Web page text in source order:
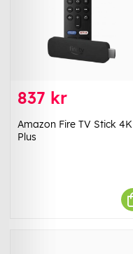
837 kr
Amazon Fire TV Stick 4K
Plus